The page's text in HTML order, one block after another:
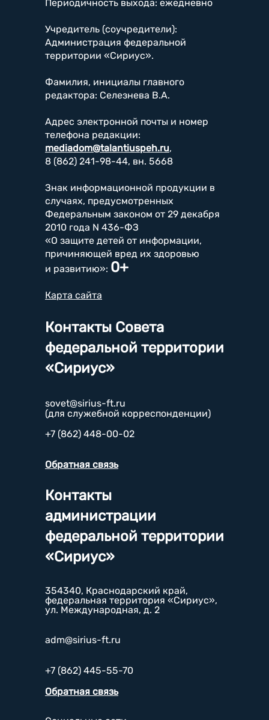
Периодичность выхода: ежедневно
Учредитель (соучредители):
Администрация федеральной
территории «Сириус».
Фамилия, инициалы главного
редактора: Селезнева В.А.
Адрес электронной почты и номер
телефона редакции:
mediadom@talantiuspeh.ru,
8 (862) 241-98-44, вн. 5668
Знак информационной продукции в
случаях, предусмотренных
Федеральным законом от 29 декабря
2010 года N 436-ФЗ
«О защите детей от информации,
причиняющей вред их здоровью
и развитию»: 0+
Карта сайта
Контакты Совета
федеральной территории
«Сириус»
sovet@sirius-ft.ru
(для служебной корреспонденции)
+7 (862) 448-00-02
Обратная связь
Контакты
администрации
федеральной территории
«Сириус»
354340, Краснодарский край,
федеральная территория «Сириус»,
ул. Международная, д. 2
adm@sirius-ft.ru
+7 (862) 445-55-70
Обратная связь